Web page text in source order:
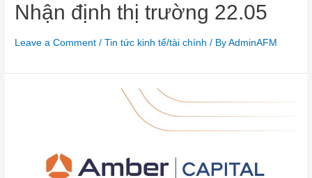
Nhận định thị trường 22.05
Leave a Comment /Tin tức kinh tế/tài chính / ByAdminAFM